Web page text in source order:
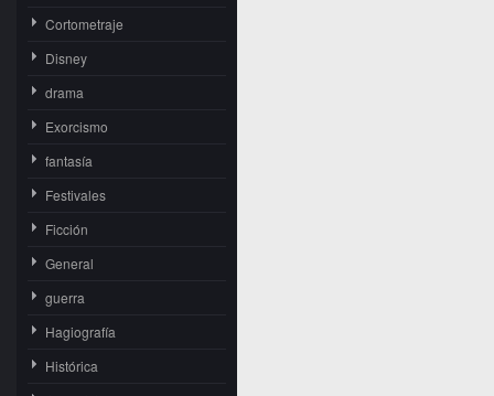
Cortometraje
Disney
drama
Exorcismo
fantasía
Festivales
Ficción
General
guerra
Hagiografía
Histórica